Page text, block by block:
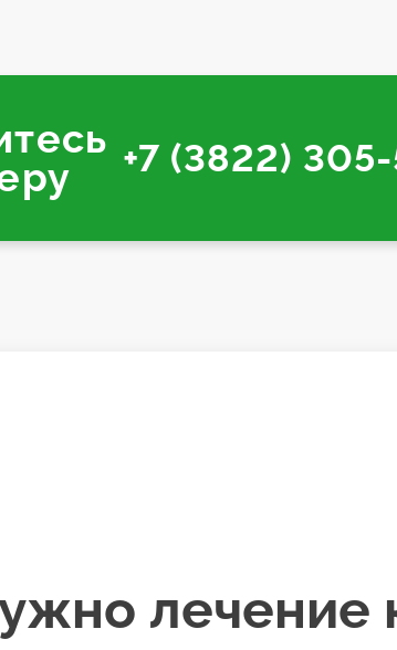
+7 (3822)
лечение